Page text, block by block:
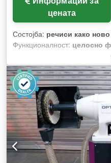
цената
Состојба: речиси како
Функционалност: целосно
,